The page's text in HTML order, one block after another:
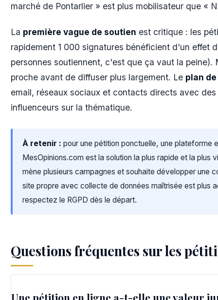
marché de Pontarlier » est plus mobilisateur que «
La première vague de soutien est critique : les
rapidement 1 000 signatures bénéficient d'un effet
personnes soutiennent, c'est que ça vaut la peine).
proche avant de diffuser plus largement. Le plan
email, réseaux sociaux et contacts directs avec
influenceurs sur la thématique.
À retenir : pour une pétition ponctuelle, une plateforme
MesOpinions.com est la solution la plus rapide et la plus
mène plusieurs campagnes et souhaite développer une
site propre avec collecte de données maîtrisée est plus
respectez le RGPD dès le départ.
Questions fréquentes sur les
Une pétition en ligne a-t-elle une valeur